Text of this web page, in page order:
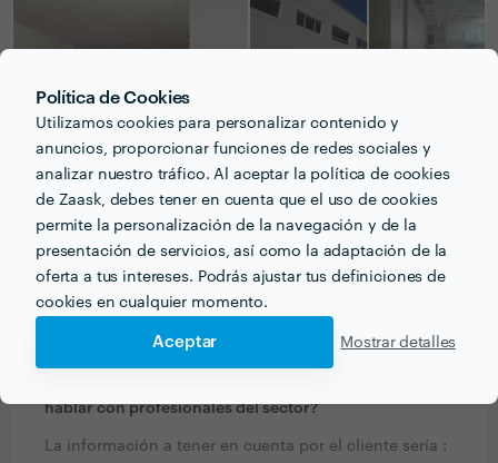
Política de Cookies
Utilizamos cookies para personalizar contenido y
anuncios, proporcionar funciones de redes sociales y
analizar nuestro tráfico. Al aceptar la política de cookies
de Zaask, debes tener en cuenta que el uso de cookies
permite la personalización de la navegación y de la
presentación de servicios, así como la adaptación de la
oferta a tus intereses. Podrás ajustar tus definiciones de
cookies en cualquier momento.
Aceptar Mostrar detalles
PREGUNTAS Y RESPUESTAS
¿Qué información debe pensar el cliente o clienta
hablar con profesionales del sector?
La información a tener en cuenta por el cliente sería :